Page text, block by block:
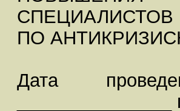
СПЕЦИАЛИСТОВ
ПО
Дата
_______________